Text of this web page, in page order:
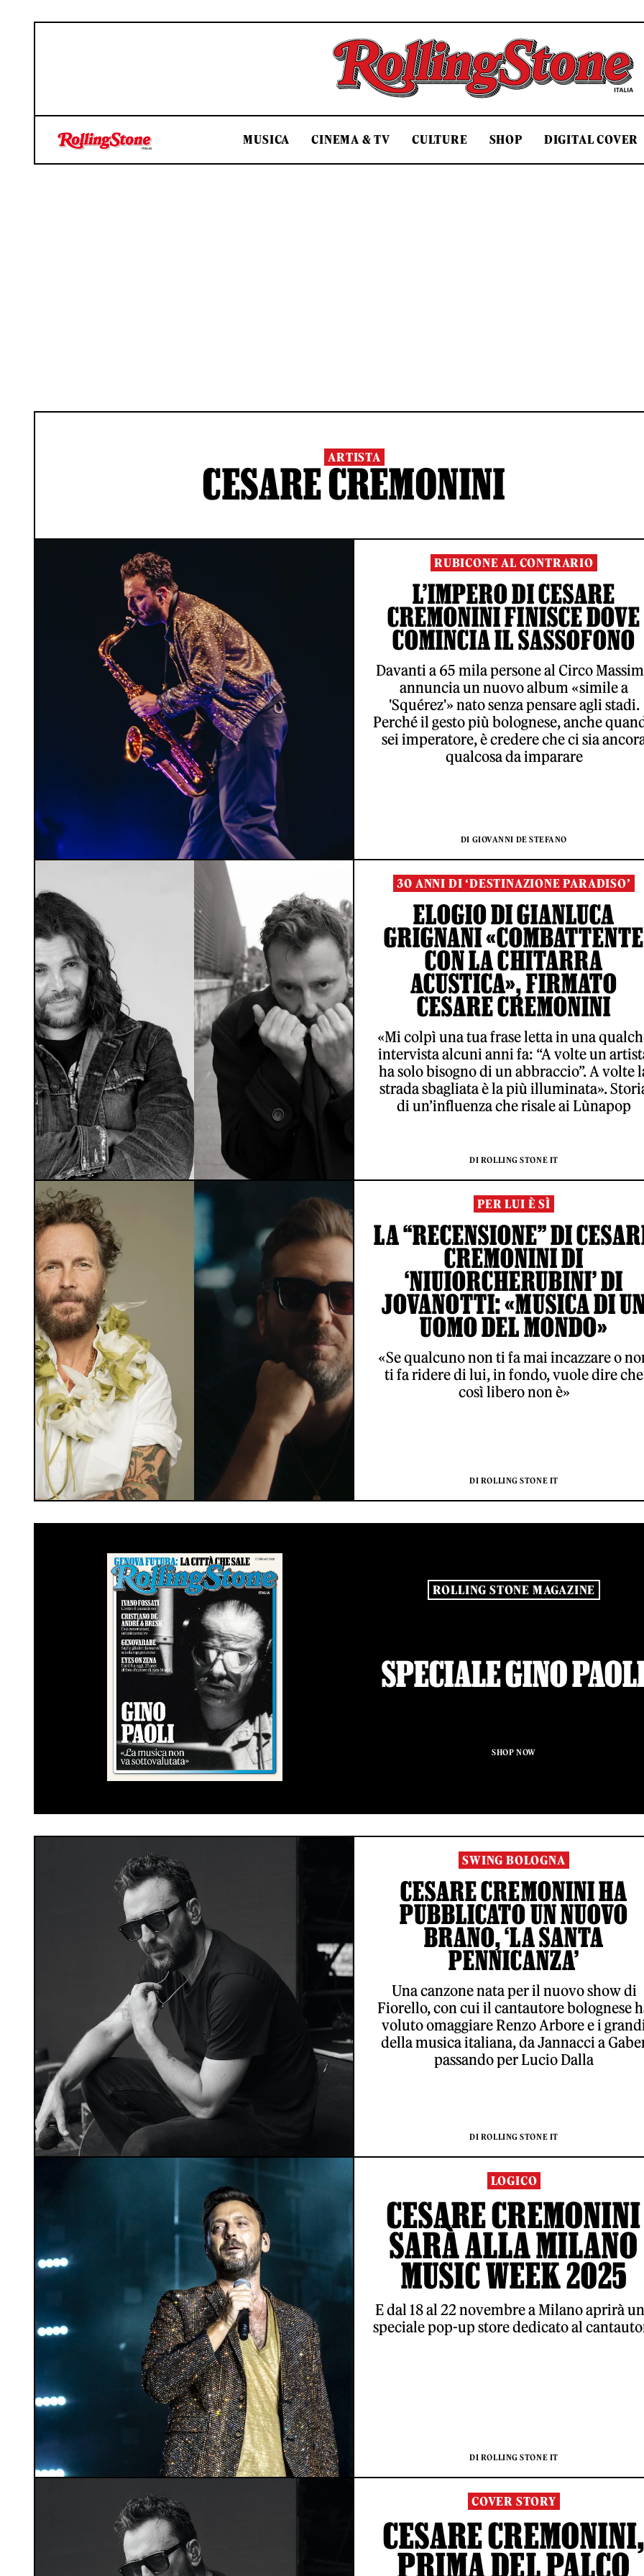
Rolling Stone Italia
MUSICA CINEMA & TV CULTURE SHOP DIGITAL COVER
ARTISTA
CESARE CREMONINI
RUBICONE AL CONTRARIO
L’IMPERO DI CESARE
CREMONINI FINISCE DOVE
COMINCIA IL SASSOFONO
Davanti a 65 mila persone al Circo
annuncia un nuovo album «simile a
'Squérez'» nato senza pensare agli stadi.
Perché il gesto più bolognese, anche
sei imperatore, è credere che ci sia
qualcosa da imparare
DI GIOVANNI DE STEFANO
30 ANNI DI ‘DESTINAZIONE PARADISO’
ELOGIO DI GIANLUCA
GRIGNANI «COMBATTENTE
CON LA CHITARRA
ACUSTICA», FIRMATO
CESARE CREMONINI
«Mi colpì una tua frase letta in una
intervista alcuni anni fa: “A volte un
ha solo bisogno di un abbraccio”. A volte
strada sbagliata è la più illuminata».
di un’influenza che risale ai Lùnapop
DI ROLLING STONE IT
PER LUI È SÌ
LA “RECENSIONE” DI
CREMONINI DI
‘NIUIORCHERUBINI’ DI
JOVANOTTI: «MUSICA DI
UOMO DEL MONDO»
«Se qualcuno non ti fa mai incazzare o
ti fa ridere di lui, in fondo, vuole dire che
così libero non è»
DI ROLLING STONE IT
ROLLING STONE MAGAZINE
SPECIALE GINO
SHOP NOW
SWING BOLOGNA
CESARE CREMONINI HA
PUBBLICATO UN NUOVO
BRANO, ‘LA SANTA
PENNICANZA’
Una canzone nata per il nuovo show di
Fiorello, con cui il cantautore bolognese
voluto omaggiare Renzo Arbore e i
della musica italiana, da Jannacci a
passando per Lucio Dalla
DI ROLLING STONE IT
LOGICO
CESARE CREMONINI
SARÀ ALLA MILANO
MUSIC WEEK 2025
E dal 18 al 22 novembre a Milano aprirà
speciale pop-up store dedicato al
DI ROLLING STONE IT
COVER STORY
CESARE CREMONINI,
PRIMA DEL PALCO